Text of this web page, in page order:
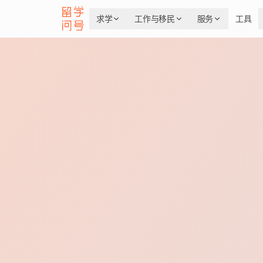
求学 工作与移民 服务 工具